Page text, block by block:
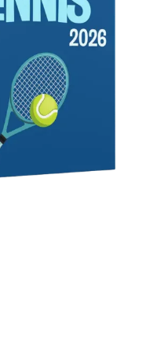
LITAUEN
LUXEMBURG
MALTA
NIEDERLANDE
POLEN